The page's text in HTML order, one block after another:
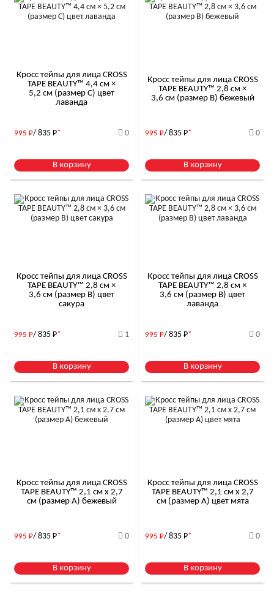
Кросс тейпы для лица CROSS
TAPE BEAUTY™ 4,4 см ×
5,2 см (размер C) цвет
лаванда
995 Р/ 835 Р* 0
В корзину
Кросс тейпы для лица CROSS
TAPE BEAUTY™ 2,8 см ×
3,6 см (размер B) бежевый
995 Р/ 835 Р* 0
В корзину
Кросс тейпы для лица CROSS
TAPE BEAUTY™ 2,8 см ×
3,6 см (размер B) цвет
сакура
995 Р/ 835 Р* 1
В корзину
Кросс тейпы для лица CROSS
TAPE BEAUTY™ 2,8 см ×
3,6 см (размер B) цвет
лаванда
995 Р/ 835 Р* 0
В корзину
Кросс тейпы для лица CROSS
TAPE BEAUTY™ 2,1 см x 2,7
см (размер А) бежевый
995 Р/ 835 Р* 0
В корзину
Кросс тейпы для лица CROSS
TAPE BEAUTY™ 2,1 см x 2,7
см (размер А) цвет мята
995 Р/ 835 Р* 0
В корзину